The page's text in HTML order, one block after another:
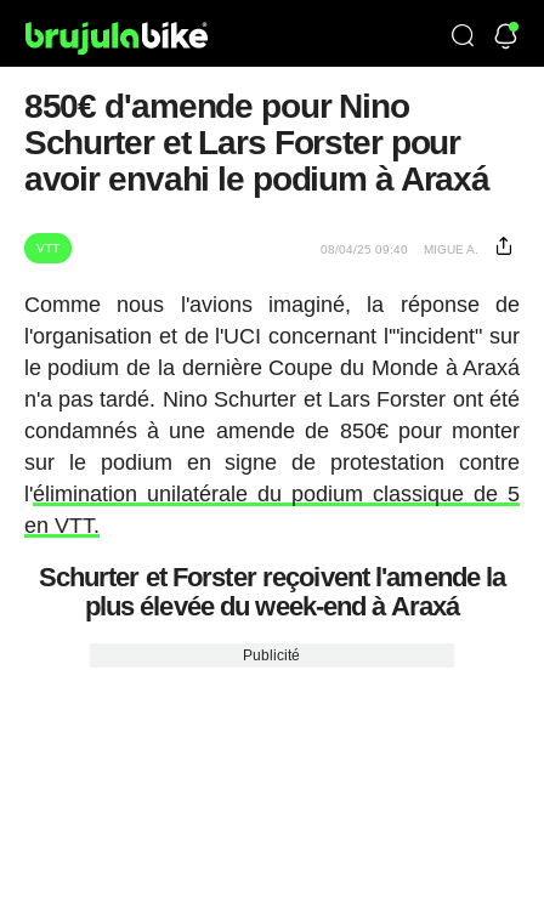
850€ d'amende pour Nino
Schurter et Lars Forster pour
avoir envahi le podium à Araxá
VTT 08/04/25 09:40 MIGUE A.
Comme nous l'avions imaginé, la réponse de
l'organisation et de l'UCI concernant l'"incident" sur
le podium de la dernière Coupe du Monde à Araxá
n'a pas tardé. Nino Schurter et Lars Forster ont été
condamnés à une amende de 850€ pour monter
sur le podium en signe de protestation contre
l'élimination unilatérale du podium classique de 5
en VTT.
Schurter et Forster reçoivent l'amende la
plus élevée du week-end à Araxá
Publicité